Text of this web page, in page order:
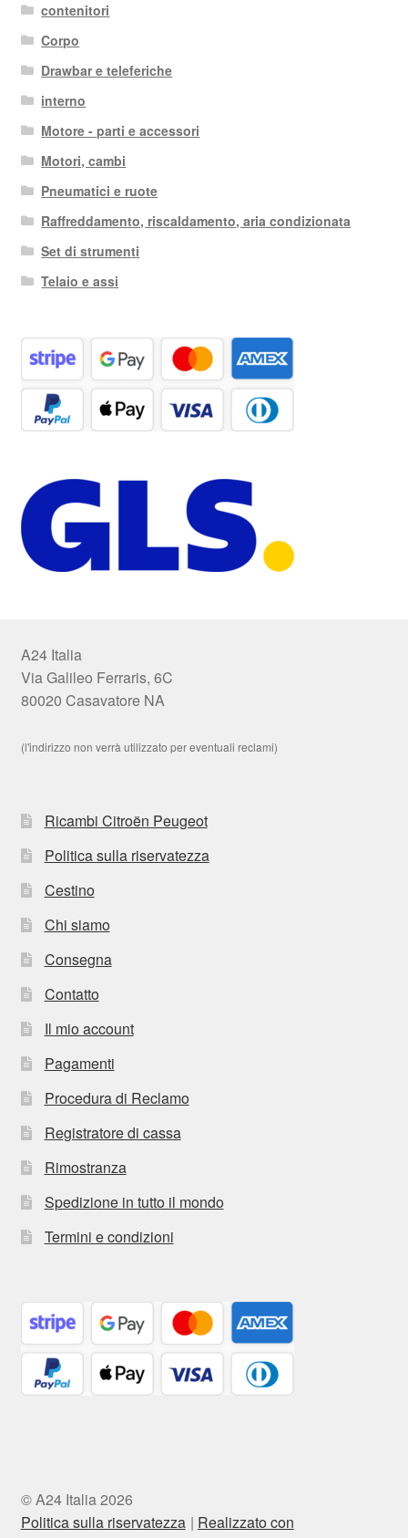
contenitori
Corpo
Drawbar e teleferiche
interno
Motore - parti e accessori
Motori, cambi
Pneumatici e ruote
Raffreddamento, riscaldamento, aria condizionata
Set di strumenti
Telaio e assi
A24 Italia
Via Galileo Ferraris, 6C
80020 Casavatore NA
(l'indirizzo non verrà utilizzato per eventuali reclami)
Ricambi Citroën Peugeot
Politica sulla riservatezza
Cestino
Chi siamo
Consegna
Contatto
Il mio account
Pagamenti
Procedura di Reclamo
Registratore di cassa
Rimostranza
Spedizione in tutto il mondo
Termini e condizioni
© A24 Italia 2026
Politica sulla riservatezza
Realizzato con